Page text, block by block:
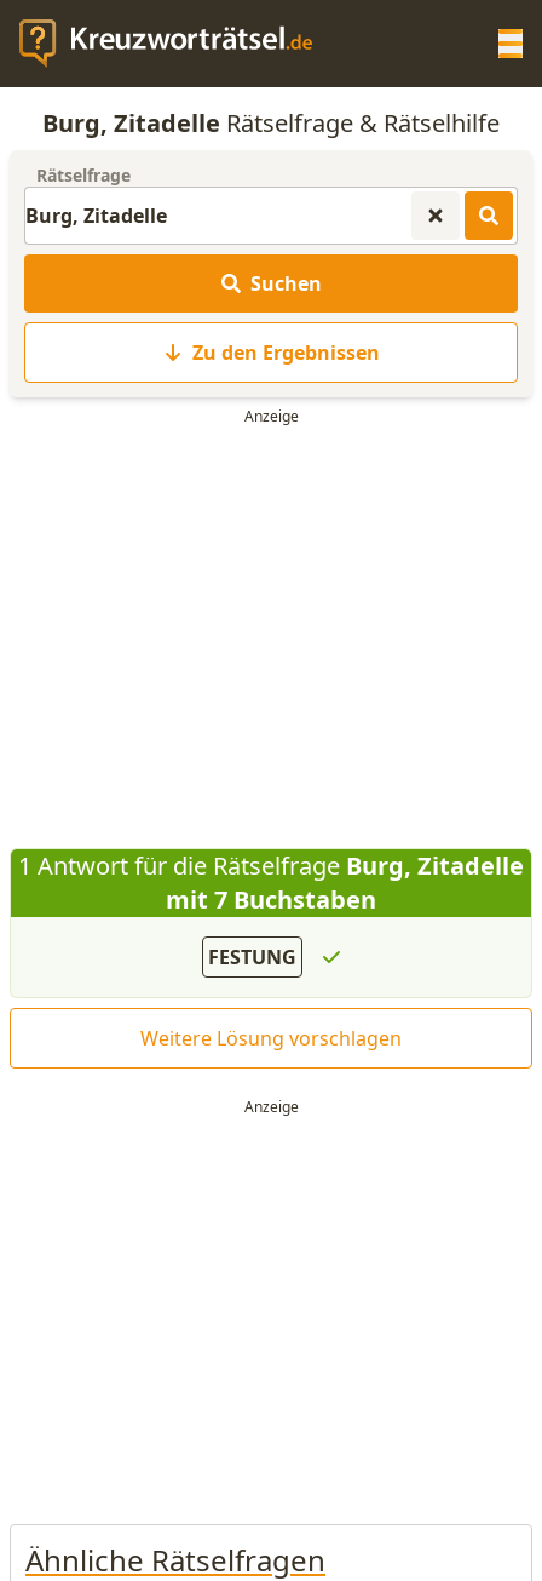
KREUZWORTRÄTSEL-HILFE
ANAGRAMM-GENERATOR
Burg, Zitadelle Rätselfrage & Rätselhilfe
Rätselfrage
Suchen
Zu den Ergebnissen
1 Antwort für die Rätselfrage Burg, Zitadelle
mit 7 Buchstaben
FESTUNG
Weitere Lösung vorschlagen
Ähnliche Rätselfragen